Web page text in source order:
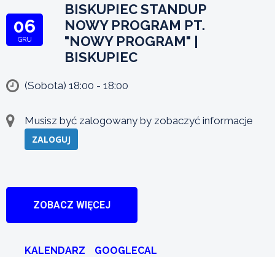
06
GRU
BISKUPIEC STANDUP
NOWY PROGRAM PT.
"NOWY PROGRAM" |
BISKUPIEC
(Sobota) 18:00 - 18:00
Musisz być zalogowany by zobaczyć informacje
ZALOGUJ
ZOBACZ WIĘCEJ
KALENDARZ GOOGLECAL